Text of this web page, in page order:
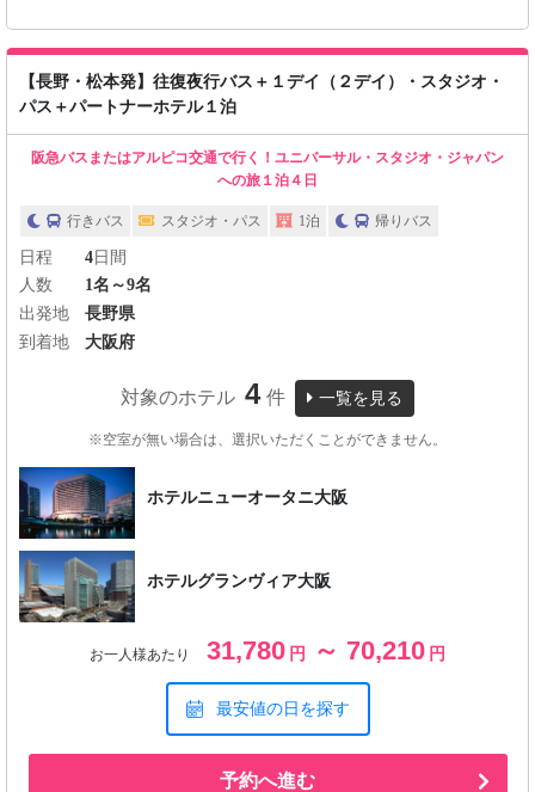
【長野・松本発】往復夜行バス＋１デイ（２デイ）・スタジオ・
パス＋パートナーホテル１泊
阪急バスまたはアルピコ交通で行く！ユニバーサル・スタジオ・ジャパン
への旅１泊４日
行きバス スタジオ・パス 1泊 帰りバス
日程 4日間
人数
1名～9名
出発地
長野県
到着地
大阪府
対象のホテル 4 件 一覧を見る
※空室が無い場合は、選択いただくことができません。
ホテルニューオータニ大阪
ホテルグランヴィア大阪
お一人様あたり 31,780 円 ～ 70,210 円
最安値の日を探す
予約へ進む